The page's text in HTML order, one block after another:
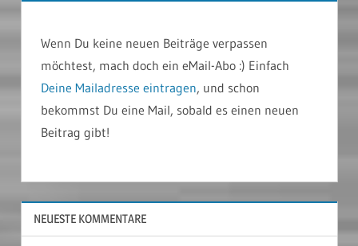
Wenn Du keine neuen Beiträge verpassen
möchtest, mach doch ein eMail-Abo :) Einfach
Deine Mailadresse eintragen, und schon
bekommst Du eine Mail, sobald es einen neuen
Beitrag gibt!
NEUESTE KOMMENTARE